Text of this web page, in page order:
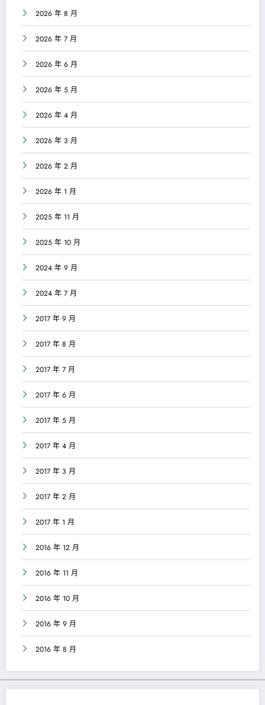
2026 年 8 月
2026 年 7 月
2026 年 6 月
2026 年 5 月
2026 年 4 月
2026 年 3 月
2026 年 2 月
2026 年 1 月
2025 年 11 月
2025 年 10 月
2024 年 9 月
2024 年 7 月
2017 年 9 月
2017 年 8 月
2017 年 7 月
2017 年 6 月
2017 年 5 月
2017 年 4 月
2017 年 3 月
2017 年 2 月
2017 年 1 月
2016 年 12 月
2016 年 11 月
2016 年 10 月
2016 年 9 月
2016 年 8 月